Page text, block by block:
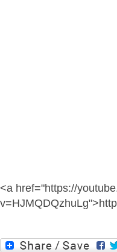
<a href="https://